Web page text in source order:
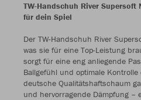
TW-Handschuh River
für dein Spiel
Der TW-Handschuh River
was sie für eine Top-Leistung
sorgt für eine eng anliegende
Ballgefühl und optimale
deutsche Qualitätshaftschaum
und hervorragende Dämpfung –